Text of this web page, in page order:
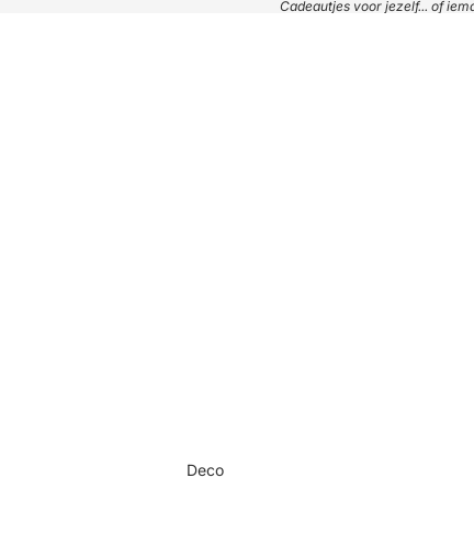
Cadeautjes voor jezelf... of
Deco